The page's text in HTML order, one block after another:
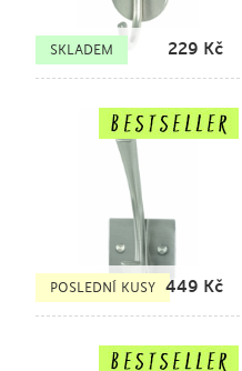
SKLADEM 229 Kč
POSLEDNÍ KUSY 449 Kč